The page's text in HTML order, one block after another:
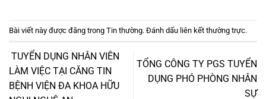
Bài viết này được đăng trong Tin thường. Đánh dấu liên kết thường trực.
TUYỂN DỤNG NHÂN VIÊN
LÀM VIỆC TẠI CĂNG TIN
BỆNH VIỆN ĐA KHOA HỮU
TỔNG CÔNG TY PGS TUYỂN
DỤNG PHÓ PHÒNG NHÂN
SỰ